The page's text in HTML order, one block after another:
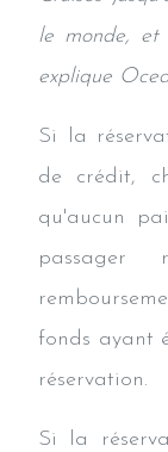
le monde,
explique
Si la
de crédit,
qu'aucun
passager
fonds ayant
réservation.
Si la